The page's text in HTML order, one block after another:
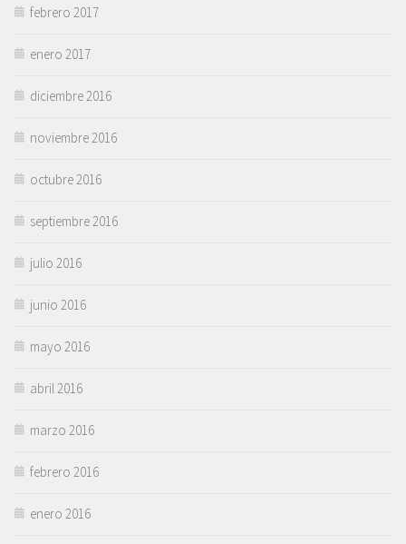
febrero 2017
enero 2017
diciembre 2016
noviembre 2016
octubre 2016
septiembre 2016
julio 2016
junio 2016
mayo 2016
abril 2016
marzo 2016
febrero 2016
enero 2016